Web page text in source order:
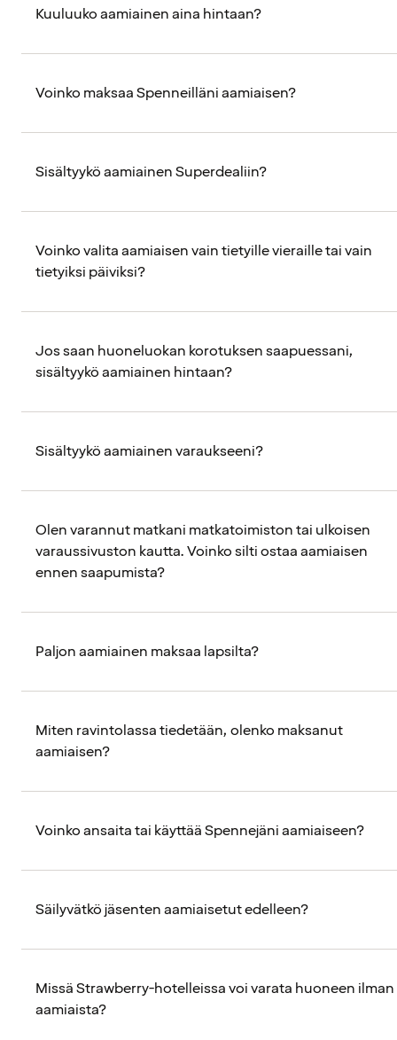
Kuuluuko aamiainen aina hintaan?
Voinko maksaa Spenneilläni aamiaisen?
Sisältyykö aamiainen Superdealiin?
Voinko valita aamiaisen vain tietyille vieraille tai vain
tietyiksi päiviksi?
Jos saan huoneluokan korotuksen saapuessani,
sisältyykö aamiainen hintaan?
Sisältyykö aamiainen varaukseeni?
Olen varannut matkani matkatoimiston tai ulkoisen
varaussivuston kautta. Voinko silti ostaa aamiaisen
ennen saapumista?
Paljon aamiainen maksaa lapsilta?
Miten ravintolassa tiedetään, olenko maksanut
aamiaisen?
Voinko ansaita tai käyttää Spennejäni aamiaiseen?
Säilyvätkö jäsenten aamiaisetut edelleen?
Missä Strawberry-hotelleissa voi varata huoneen ilman
aamiaista?